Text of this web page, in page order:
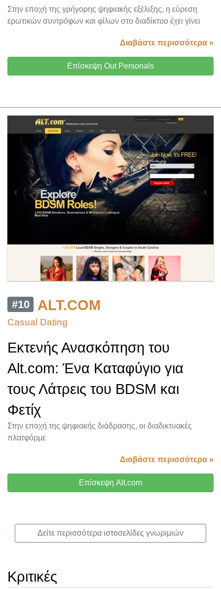
Στην εποχή της γρήγορης ψηφιακής εξέλιξης, η εύρεση
ερωτικών συντρόφων και φίλων στο διαδίκτυο έχει γίνει
Διαβάστε περισσότερα »
Επίσκεψη Out Personals
#10 ALT.COM
Casual Dating
Εκτενής Ανασκόπηση του
Alt.com: Ένα Καταφύγιο για
τους Λάτρεις του BDSM και
Φετίχ
Στην εποχή της ψηφιακής διάδρασης, οι διαδικτυακές
πλατφόρμε
Διαβάστε περισσότερα »
Επίσκεψη Alt.com
Δείτε περισσότερα ιστοσελίδες γνωριμιών
Κριτικές